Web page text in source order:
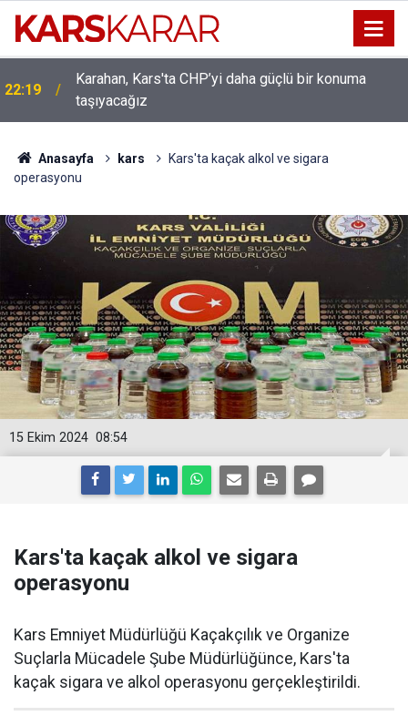
22:19
Karahan, Kars'ta CHP’yi daha güçlü bir konuma
taşıyacağız
Anasayfa kars
Kars'ta kaçak alkol ve sigara
operasyonu
08:54
15 Ekim 2024
Kars'ta kaçak alkol ve sigara
operasyonu
Kars Emniyet Müdürlüğü Kaçakçılık ve Organize
Suçlarla Mücadele Şube Müdürlüğünce, Kars'ta
kaçak sigara ve alkol operasyonu gerçekleştirildi.